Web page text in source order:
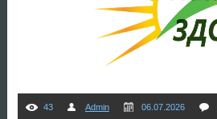
43 Admin 06.07.2026